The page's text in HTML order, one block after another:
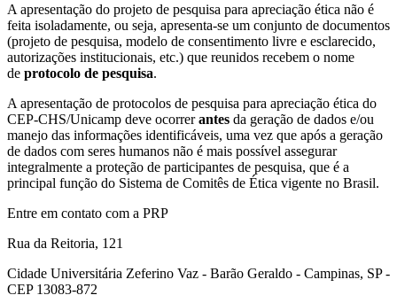
A apresentação do projeto de pesquisa para apreciação ética não é
feita isoladamente, ou seja, apresenta-se um conjunto de documentos
(projeto de pesquisa, modelo de consentimento livre e esclarecido,
autorizações institucionais, etc.) que reunidos recebem o nome
de protocolo de pesquisa.
A apresentação de protocolos de pesquisa para apreciação ética do
CEP-CHS/Unicamp deve ocorrerantes da geração de dados e/ou
manejo das informações identificáveis, uma vez que após a geração
de dados com seres humanos não é mais possível assegurar
integralmente a proteção de participantes de pesquisa, que é a
principal função do Sistema de Comitês de Ética vigente no Brasil.
Entre em contato com a PRP
Rua da Reitoria, 121
Cidade Universitária Zeferino Vaz - Barão Geraldo - Campinas, SP -
CEP 13083-872